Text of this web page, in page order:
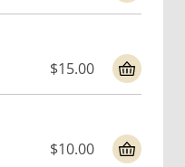
$15.00
$10.00